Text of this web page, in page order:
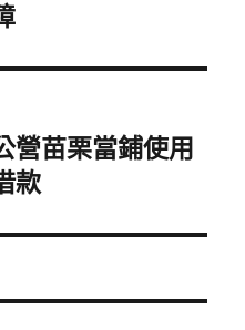
營苗栗當鋪使用
款